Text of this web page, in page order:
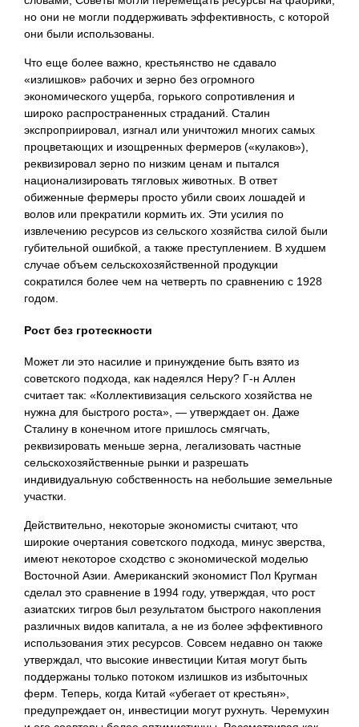
но они не могли поддерживать эффективность, с которой
они были использованы.
Что еще более важно, крестьянство не сдавало
«излишков» рабочих и зерно без огромного
экономического ущерба, горького сопротивления и
широко распространенных страданий. Сталин
экспроприировал, изгнал или уничтожил многих самых
процветающих и изощренных фермеров («кулаков»),
реквизировал зерно по низким ценам и пытался
национализировать тягловых животных. В ответ
обиженные фермеры просто убили своих лошадей и
волов или прекратили кормить их. Эти усилия по
извлечению ресурсов из сельского хозяйства силой были
губительной ошибкой, а также преступлением. В худшем
случае объем сельскохозяйственной продукции
сократился более чем на четверть по сравнению с 1928
годом.
Рост без гротескности
Может ли это насилие и принуждение быть взято из
советского подхода, как надеялся Неру? Г-н Аллен
считает так: «Коллективизация сельского хозяйства не
нужна для быстрого роста», — утверждает он. Даже
Сталину в конечном итоге пришлось смягчать,
реквизировать меньше зерна, легализовать частные
сельскохозяйственные рынки и разрешать
индивидуальную собственность на небольшие земельные
участки.
Действительно, некоторые экономисты считают, что
широкие очертания советского подхода, минус зверства,
имеют некоторое сходство с экономической моделью
Восточной Азии. Американский экономист Пол Кругман
сделал это сравнение в 1994 году, утверждая, что рост
азиатских тигров был результатом быстрого накопления
различных видов капитала, а не из более эффективного
использования этих ресурсов. Совсем недавно он также
утверждал, что высокие инвестиции Китая могут быть
поддержаны только потоком излишков из избыточных
ферм. Теперь, когда Китай «убегает от крестьян»,
предупреждает он, инвестиции могут рухнуть. Черемухин